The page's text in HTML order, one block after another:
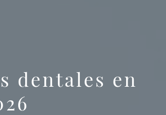
dentales en